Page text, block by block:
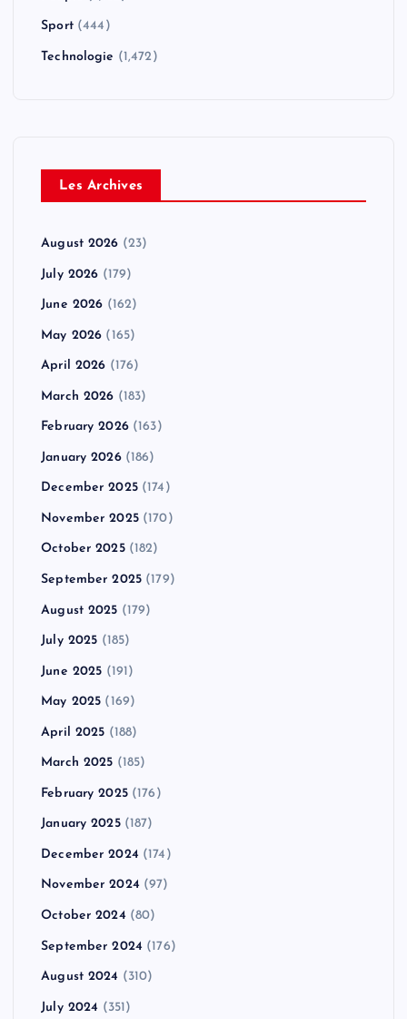
Sport(444)
Technologie (1,472)
Les Archives
August 2026 (23)
July 2026 (179)
June 2026 (162)
May 2026 (165)
April 2026 (176)
March 2026 (183)
February 2026(163)
January 2026(186)
December 2025(174)
November 2025(170)
October 2025(182)
September 2025 (179)
August 2025 (179)
July 2025 (185)
June 2025 (191)
May 2025 (169)
April 2025 (188)
March 2025 (185)
February 2025(176)
January 2025(187)
December 2024 (174)
November 2024 (97)
October 2024 (80)
September 2024 (176)
August 2024 (310)
July 2024 (351)